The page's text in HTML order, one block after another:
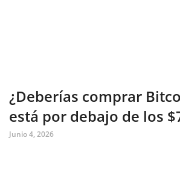
¿Deberías comprar
está por debajo de los
Junio 4, 2026